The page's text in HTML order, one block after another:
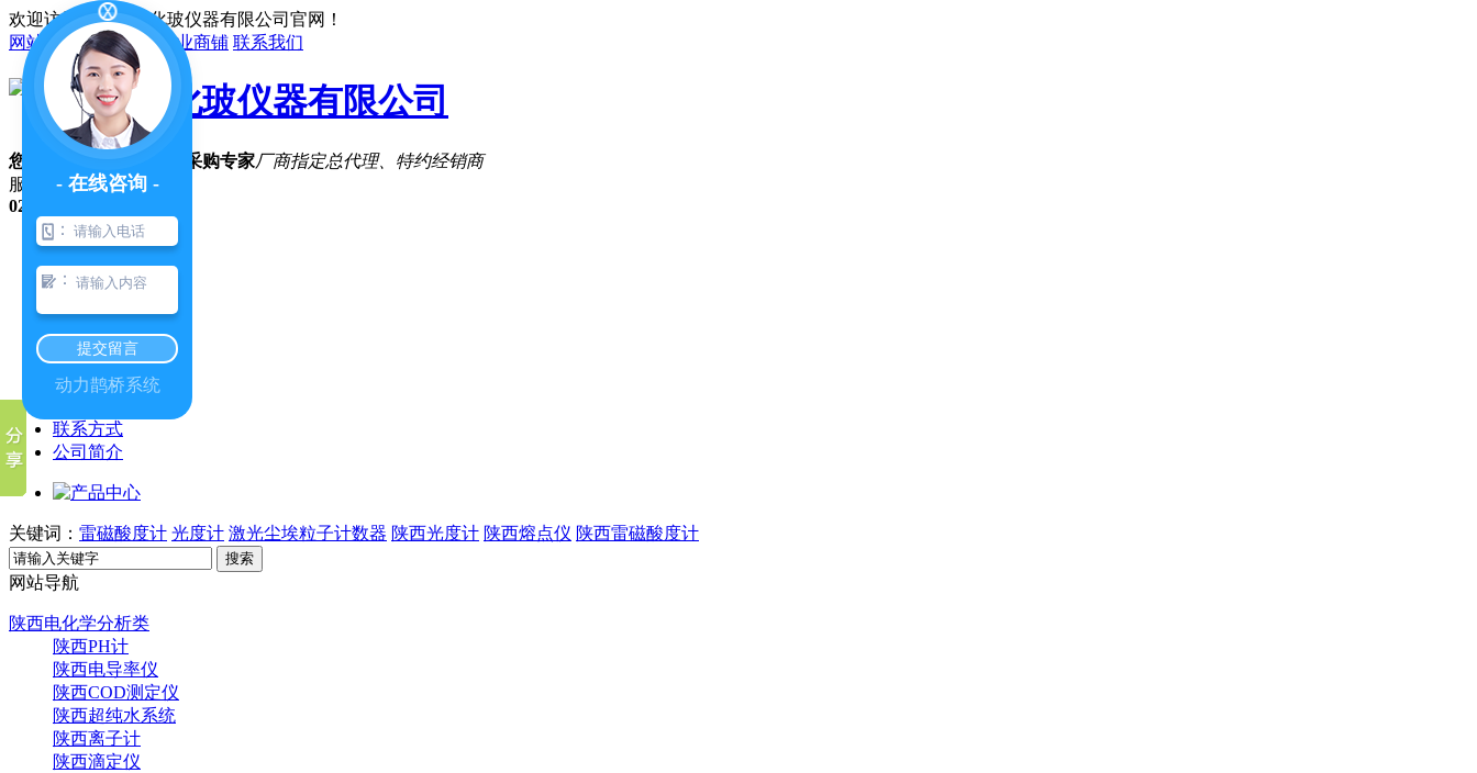
欢迎访问陕西凯利化玻仪器有限公司官网！
网站地图
在线留言 企业商铺 联系我们
您的专属实验仪器系统采购专家厂商指定总代理、特约经销商
服务咨询热线
029-87410846
网站首页
合作伙伴
产品中心
经典案例
售后服务
荣誉资质
公司新闻
联系方式
公司简介
关键词： 雷磁酸度计 光度计 激光尘埃粒子计数器 陕西光度计 陕西熔点仪 陕西雷磁酸度计
搜索
网站导航
陕西电化学分析类
陕西PH计
陕西电导率仪
陕西COD测定仪
陕西超纯水系统
陕西离子计
陕西滴定仪
- 在线咨询 -
：
：
提交留言
动力鹊桥系统